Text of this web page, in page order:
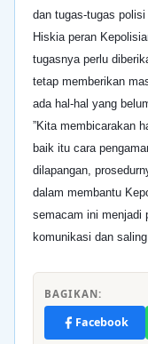
dan tugas-tugas
Hiskia peran
tugasnya perlu
tetap memberikan
ada hal-hal yang
”Kita membicarakan
baik itu cara
dilapangan,
dalam membantu
semacam ini menjadi
komunikasi dan
BAGIKAN:
Facebook